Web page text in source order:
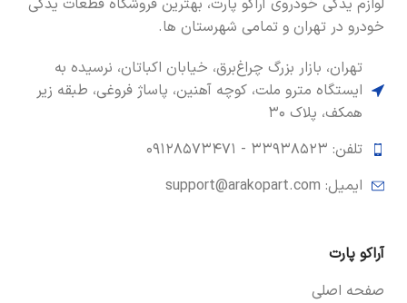
خودرو در تهران و تمامی شهرستان ها.
تهران، بازار بزرگ چراغ‌برق، خیابان اکباتان، نرسیده به
ایستگاه مترو ملت، کوچه آهنین، پاساژ فروغی، طبقه زیر
همکف، پلاک ۳۰
تلفن: ۳۳۹۳۸۵۲۳ -
۰۹۱۲۸۵۷۳۴۷۱
ایمیل: support@arakopart.com
آراکو پارت
صفحه اصلی